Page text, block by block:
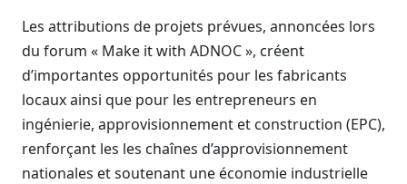
Les attributions de projets prévues, annoncées lors
du forum « Make it with ADNOC », créent
d’importantes opportunités pour les fabricants
locaux ainsi que pour les entrepreneurs en
ingénierie, approvisionnement et construction (EPC),
renforçant les les chaînes d’approvisionnement
nationales et soutenant une économie industrielle